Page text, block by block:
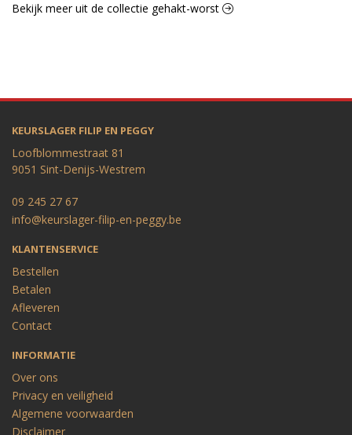
Bekijk meer uit de collectie gehakt-worst
KEURSLAGER FILIP EN PEGGY
Loofblommestraat 81
9051 Sint-Denijs-Westrem
09 245 27 67
info@keurslager-filip-en-peggy.be
KLANTENSERVICE
Bestellen
Betalen
Afleveren
Contact
INFORMATIE
Over ons
Privacy en veiligheid
Algemene voorwaarden
Disclaimer